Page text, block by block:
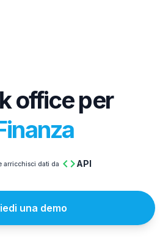
office per
arricchisci dati da codeAPI
una demo